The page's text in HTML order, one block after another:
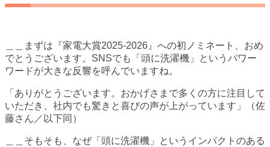
＿＿まずは『家電大賞2025-2026』への初ノミネート、おめ
でとうございます。SNSでも「頭に洗濯機」というパワー
ワードが大きな反響を呼んでいますね。
「ありがとうございます。おかげさまで多くの方に注目して
いただき、社内でも驚きと喜びの声が上がっています」（佐
藤さん／以下同）
＿＿そもそも、なぜ「頭に洗濯機」というインパクトのある